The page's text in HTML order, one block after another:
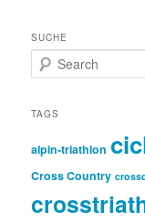
SUCHE
e
r
h
TAGS
alpin-triathlon
Cross Country